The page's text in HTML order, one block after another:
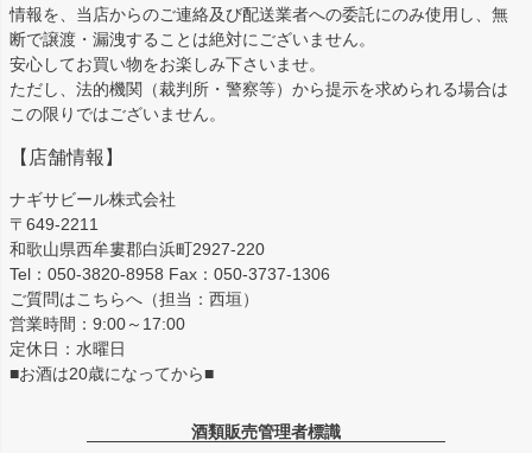
情報を、当店からのご連絡及び配送業者への委託にのみ使用し、無
断で譲渡・漏洩することは絶対にございません。
安心してお買い物をお楽しみ下さいませ。
ただし、法的機関（裁判所・警察等）から提示を求められる場合は
この限りではございません。
【店舗情報】
ナギサビール株式会社
〒649-2211
和歌山県西牟婁郡白浜町2927-220
Tel：050-3820-8958 Fax：050-3737-1306
ご質問はこちらへ（担当：西垣）
営業時間：9:00～17:00
定休日：水曜日
■お酒は20歳になってから■
酒類販売管理者標識